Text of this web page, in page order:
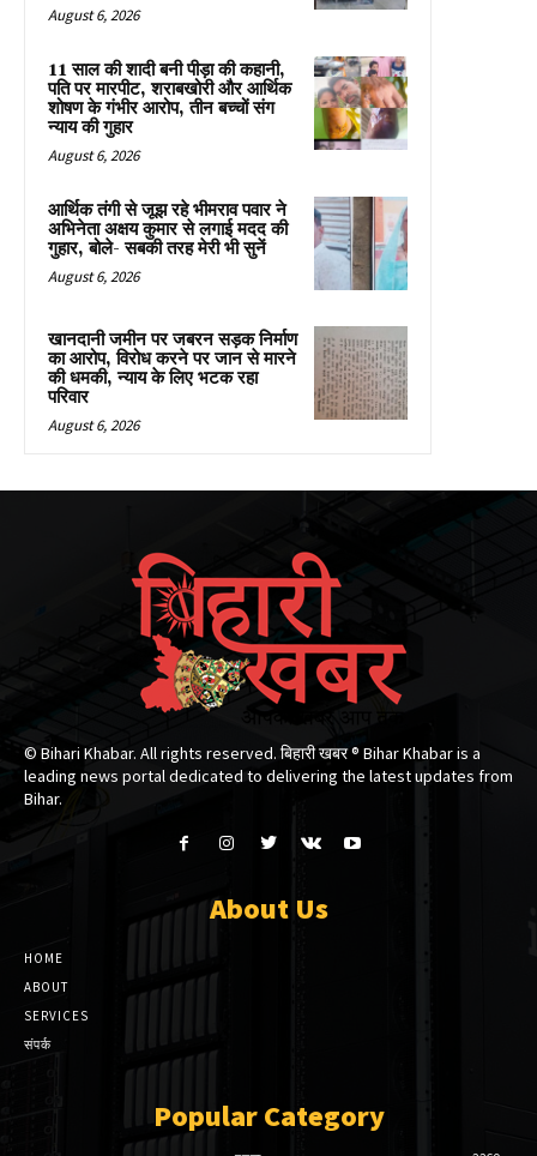
August 6, 2026
11 साल की शादी बनी पीड़ा की कहानी,
पति पर मारपीट, शराबखोरी और आर्थिक
शोषण के गंभीर आरोप, तीन बच्चों संग
न्याय की गुहार
August 6, 2026
आर्थिक तंगी से जूझ रहे भीमराव पवार ने
अभिनेता अक्षय कुमार से लगाई मदद की
गुहार, बोले- सबकी तरह मेरी भी सुनें
August 6, 2026
खानदानी जमीन पर जबरन सड़क निर्माण
का आरोप, विरोध करने पर जान से मारने
की धमकी, न्याय के लिए भटक रहा
परिवार
August 6, 2026
© Bihari Khabar. All rights reserved. बिहारी खबर ®​ Bihar Khabar is a
leading news portal dedicated to delivering the latest updates from
Bihar.
About Us
HOME
ABOUT
SERVICES
संपर्क
Popular Category